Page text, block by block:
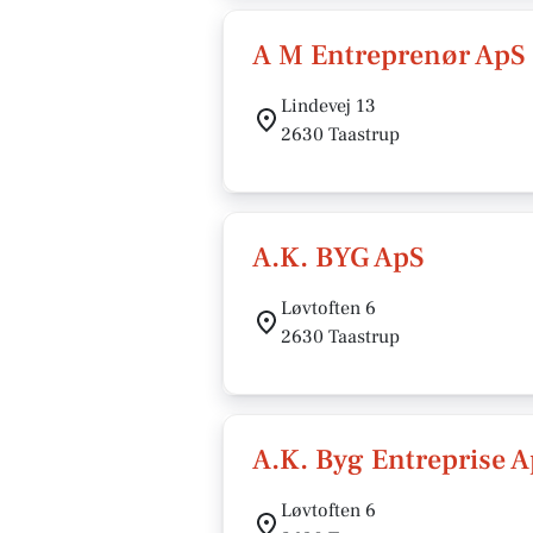
A M Entreprenør ApS
Lindevej 13
2630 Taastrup
A.K. BYG ApS
Løvtoften 6
2630 Taastrup
A.K. Byg Entreprise
Løvtoften 6